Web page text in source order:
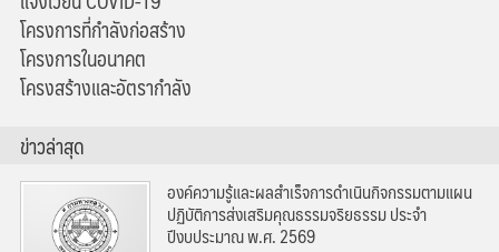
โครงการที่กำลังก่อสร้าง
โครงการในอนาคต
โครงสร้างและอัตรากำลัง
ข่าวล่าสุด
องค์ความรู้และผลสำเร็จการดำเนินกิจกรรมตามแผน
ปฏิบัติการส่งเสริมคุณธรรมจริยธรรม ประจำ
ปีงบประมาณ พ.ศ. 2569